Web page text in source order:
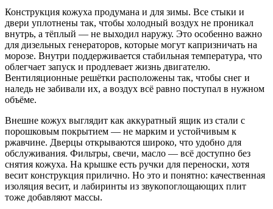
Конструкция кожуха продумана и для зимы. Все стыки и
двери уплотнены так, чтобы холодный воздух не проникал
внутрь, а тёплый — не выходил наружу. Это особенно важно
для дизельных генераторов, которые могут капризничать на
морозе. Внутри поддерживается стабильная температура, что
облегчает запуск и продлевает жизнь двигателю.
Вентиляционные решётки расположены так, чтобы снег и
наледь не забивали их, а воздух всё равно поступал в нужном
объёме.
Внешне кожух выглядит как аккуратный ящик из стали с
порошковым покрытием — не марким и устойчивым к
ржавчине. Дверцы открываются широко, что удобно для
обслуживания. Фильтры, свечи, масло — всё доступно без
снятия кожуха. На крышке есть ручки для переноски, хотя
весит конструкция прилично. Но это и понятно: качественная
изоляция весит, и лабиринты из звукопоглощающих плит
тоже добавляют массы.